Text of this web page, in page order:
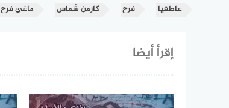
عاطفيا
فرح كارمن شماس ماغى فرح
إقرأ أيضا